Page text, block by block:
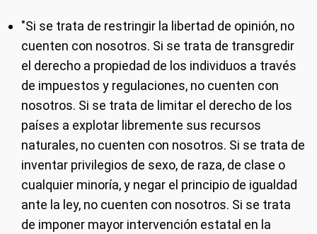
"Si se trata de restringir la libertad de opinión, no
cuenten con nosotros. Si se trata de transgredir
el derecho a propiedad de los individuos a través
de impuestos y regulaciones, no cuenten con
nosotros. Si se trata de limitar el derecho de los
países a explotar libremente sus recursos
naturales, no cuenten con nosotros. Si se trata de
inventar privilegios de sexo, de raza, de clase o
cualquier minoría, y negar el principio de igualdad
ante la ley, no cuenten con nosotros. Si se trata
de imponer mayor intervención estatal en la